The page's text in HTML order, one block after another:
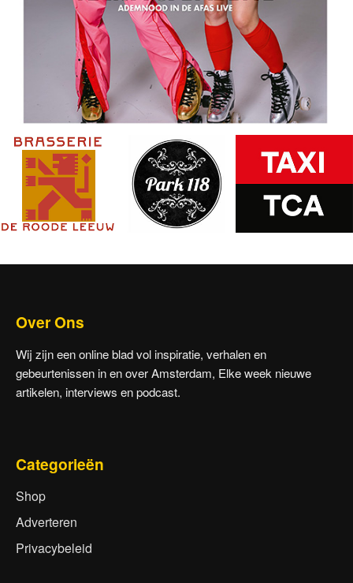
Over Ons
Wij zijn een online blad vol inspiratie, verhalen en
gebeurtenissen in en over Amsterdam, Elke week nieuwe
artikelen, interviews en podcast.
Categorieën
Shop
Adverteren
Privacybeleid